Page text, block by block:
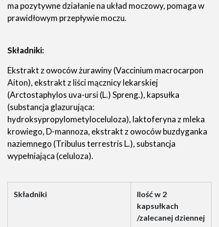
ma pozytywne działanie na układ moczowy, pomaga w
prawidłowym przepływie moczu.
Składniki:
Ekstrakt z owoców żurawiny (Vaccinium macrocarpon
Aiton), ekstrakt z liści mącznicy lekarskiej
(Arctostaphylos uva-ursi (L.) Spreng.), kapsułka
(substancja glazurująca:
hydroksypropylometyloceluloza), laktoferyna z mleka
krowiego, D-mannoza, ekstrakt z owoców buzdyganka
naziemnego (Tribulus terrestris L.), substancja
wypełniająca (celuloza).
Składniki
Ilość w 2
kapsułkach
/zalecanej dziennej